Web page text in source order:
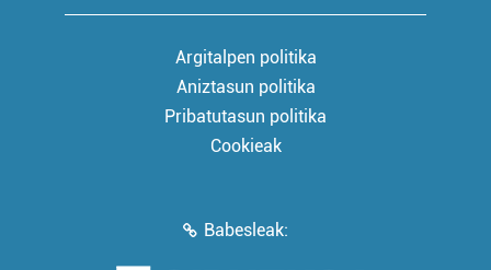
Argitalpen politika
Aniztasun politika
Pribatutasun politika
Cookieak
Babesleak: